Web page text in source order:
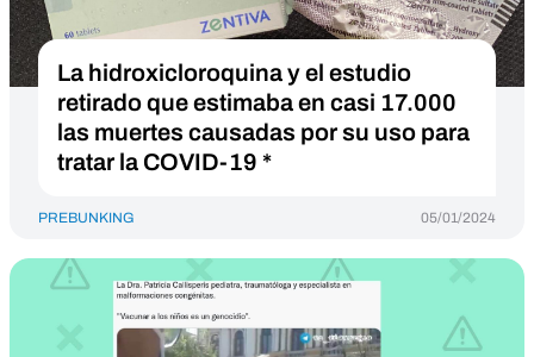
La hidroxicloroquina y el estudio
retirado que estimaba en casi 17.000
las muertes causadas por su uso para
tratar la COVID-19 *
PREBUNKING 05/01/2024